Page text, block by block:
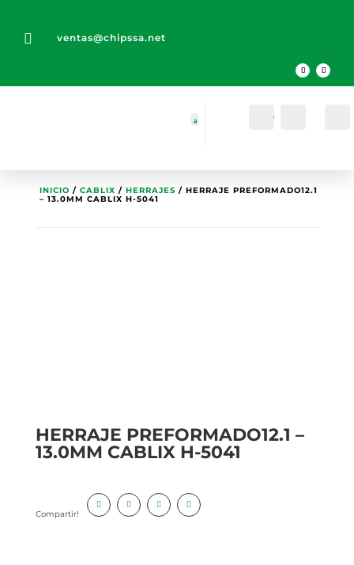
 ventas@chipssa.net
Cuenta
INICIO / CABLIX / HERRAJES / HERRAJE PREFORMADO12.1
– 13.0MM CABLIX H-5041
HERRAJE PREFORMADO12.1 –
13.0MM CABLIX H-5041
Compartir!